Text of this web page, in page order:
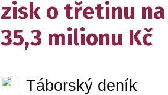
zisk o třetinu na
35,3 milionu Kč
Táborský deník